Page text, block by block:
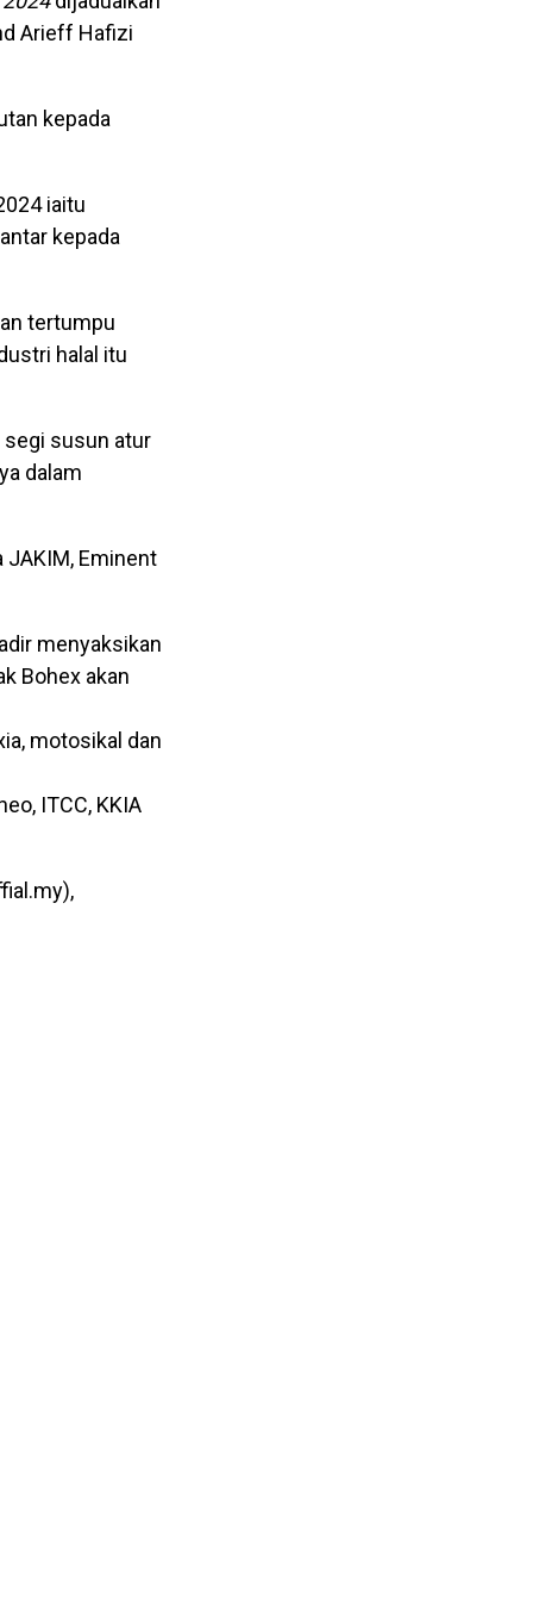
Arieff Hafizi
kepada
iaitu
kepada
tertumpu
halal itu
segi susun atur
dalam
JAKIM, Eminent
menyaksikan
Bohex akan
motosikal dan
ITCC, KKIA